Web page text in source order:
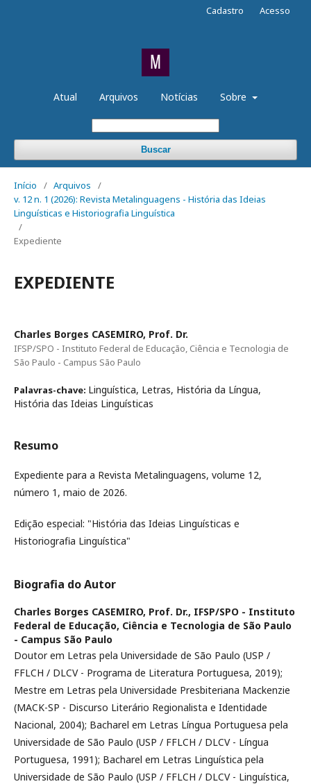
Atual Arquivos Notícias Sobre
Buscar
Cadastro Acesso
Início / Arquivos
/
v. 12 n. 1 (2026): Revista Metalinguagens - História das Ideias
Linguísticas e Historiografia Linguística
/
Expediente
EXPEDIENTE
Charles Borges CASEMIRO, Prof. Dr.
IFSP/SPO - Instituto Federal de Educação, Ciência e Tecnologia de
São Paulo - Campus São Paulo
Palavras-chave: Linguística, Letras, História da Língua,
História das Ideias Linguísticas
Resumo
Expediente para a Revista Metalinguagens, volume 12,
número 1, maio de 2026.
Edição especial: "História das Ideias Linguísticas e
Historiografia Linguística"
Biografia do Autor
Charles Borges CASEMIRO, Prof. Dr., IFSP/SPO - Instituto
Federal de Educação, Ciência e Tecnologia de São Paulo
- Campus São Paulo
Doutor em Letras pela Universidade de São Paulo (USP /
FFLCH / DLCV - Programa de Literatura Portuguesa, 2019);
Mestre em Letras pela Universidade Presbiteriana Mackenzie
(MACK-SP - Discurso Literário Regionalista e Identidade
Nacional, 2004); Bacharel em Letras Língua Portuguesa pela
Universidade de São Paulo (USP / FFLCH / DLCV - Língua
Portuguesa, 1991); Bacharel em Letras Linguística pela
Universidade de São Paulo (USP / FFLCH / DLCV - Linguística,